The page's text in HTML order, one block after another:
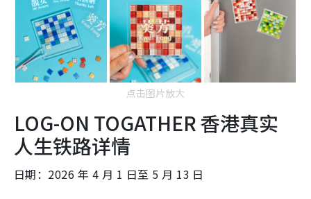
点击图片放大
LOG-ON TOGATHER 香港真实
人生铁路详情
日期：2026 年 4 月 1 日至 5 月 13 日